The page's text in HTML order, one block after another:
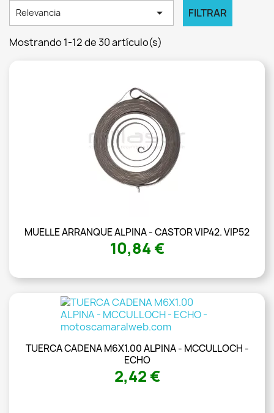
Relevancia  FILTRAR
Mostrando 1-12 de 30 artículo(s)
MUELLE ARRANQUE ALPINA - CASTOR VIP42. VIP52
10,84 €
TUERCA CADENA M6X1.00 ALPINA - MCCULLOCH -
ECHO
2,42 €